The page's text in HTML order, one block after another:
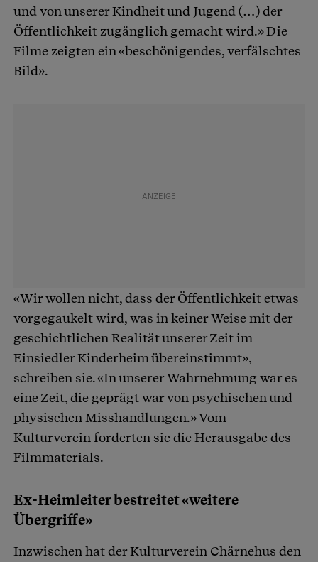
und von unserer Kindheit und Jugend (…) der
Öffentlichkeit zugänglich gemacht wird.» Die
Filme zeigten ein «beschönigendes, verfälschtes
Bild».
«Wir wollen nicht, dass der Öffentlichkeit etwas
vorgegaukelt wird, was in keiner Weise mit der
geschichtlichen Realität unserer Zeit im
Einsiedler Kinderheim übereinstimmt»,
schreiben sie. «In unserer Wahrnehmung war es
eine Zeit, die geprägt war von psychischen und
physischen Misshandlungen.» Vom
Kulturverein forderten sie die Herausgabe des
Filmmaterials.
Ex-Heimleiter bestreitet «weitere
Übergriffe»
Inzwischen hat der Kulturverein Chärnehus den